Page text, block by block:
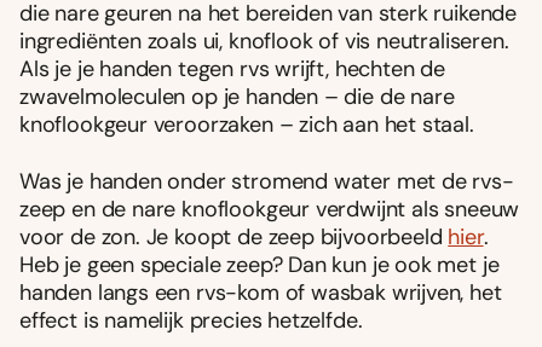
die nare geuren na het bereiden van sterk ruikende
ingrediënten zoals ui, knoflook of vis neutraliseren.
Als je je handen tegen rvs wrijft, hechten de
zwavelmoleculen op je handen – die de nare
knoflookgeur veroorzaken – zich aan het staal.
Was je handen onder stromend water met de rvs-
zeep en de nare knoflookgeur verdwijnt als sneeuw
voor de zon. Je koopt de zeep bijvoorbeeld hier.
Heb je geen speciale zeep? Dan kun je ook met je
handen langs een rvs-kom of wasbak wrijven, het
effect is namelijk precies hetzelfde.